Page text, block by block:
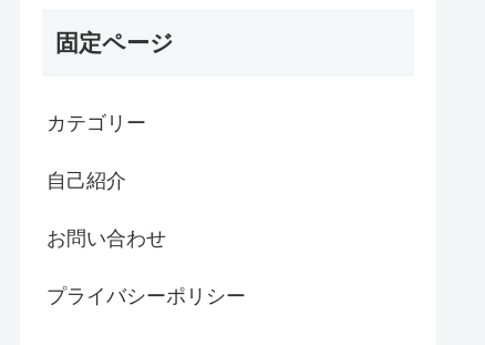
固定ページ
カテゴリー
自己紹介
お問い合わせ
プライバシーポリシー